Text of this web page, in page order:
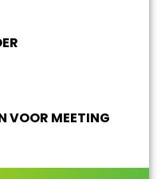
VOOR MEETING